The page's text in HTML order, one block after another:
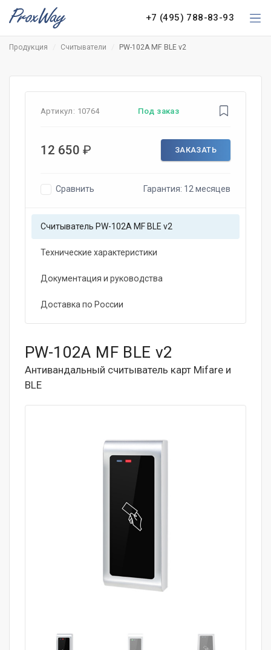
+7 (495) 788-83-93
Продукция Считыватели PW-102A MF BLE v2
Артикул: 10764 Под заказ
12 650 ₽ ЗАКАЗАТЬ
Сравнить Гарантия: 12 месяцев
Считыватель PW-102A MF BLE v2
Технические характеристики
Документация и руководства
Доставка по России
PW-102A MF BLE v2
Антивандальный считыватель карт Mifare и
BLE